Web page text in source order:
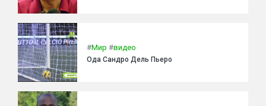
#Мир #видео
Ода Сандро Дель Пьеро